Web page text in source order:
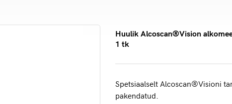
Huulik Alcoscan®Vision
1 tk
Spetsiaalselt Alcoscan®Visioni
pakendatud.